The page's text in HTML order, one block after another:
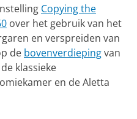
Copying the
over het gebruik van het
en verspreiden van
de bovenverdiepingvan
klassieke
en de Aletta